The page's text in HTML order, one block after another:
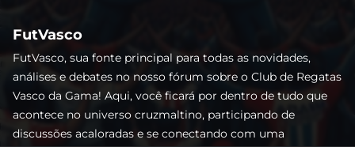
FutVasco
FutVasco, sua fonte principal para todas as novidades,
análises e debates no nosso fórum sobre o Club de Regatas
Vasco da Gama! Aqui, você ficará por dentro de tudo que
acontece no universo cruzmaltino, participando de
discussões acaloradas e se conectando com uma